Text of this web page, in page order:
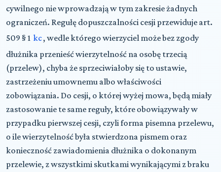
cywilnego nie wprowadzają w tym zakresie żadnych
ograniczeń. Regułę dopuszczalności cesji przewiduje art.
509 § 1 kc, wedle którego wierzyciel może bez zgody
dłużnika przenieść wierzytelność na osobę trzecią
(przelew), chyba że sprzeciwiałoby się to ustawie,
zastrzeżeniu umownemu albo właściwości
zobowiązania. Do cesji, o której wyżej mowa, będą miały
zastosowanie te same reguły, które obowiązywały w
przypadku pierwszej cesji, czyli forma pisemna przelewu,
o ile wierzytelność była stwierdzona pismem oraz
konieczność zawiadomienia dłużnika o dokonanym
przelewie, z wszystkimi skutkami wynikającymi z braku